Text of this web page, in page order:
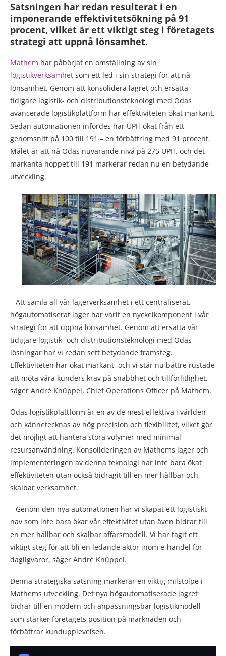
Satsningen har redan resulterat i en
imponerande effektivitetsökning på 91
procent, vilket är ett viktigt steg i företagets
strategi att uppnå lönsamhet.
Mathem har påbörjat en omställning av sin
logistikverksamhet som ett led i sin strategi för att nå
lönsamhet. Genom att konsolidera lagret och ersätta
tidigare logistik- och distributionsteknologi med Odas
avancerade logistikplattform har effektiviteten ökat markant.
Sedan automationen infördes har UPH ökat från ett
genomsnitt på 100 till 191 – en förbättring med 91 procent.
Målet är att nå Odas nuvarande nivå på 275 UPH, och det
markanta hoppet till 191 markerar redan nu en betydande
utveckling.
– Att samla all vår lagerverksamhet i ett centraliserat,
högautomatiserat lager har varit en nyckelkomponent i vår
strategi för att uppnå lönsamhet. Genom att ersätta vår
tidigare logistik- och distributionsteknologi med Odas
lösningar har vi redan sett betydande framsteg.
Effektiviteten har ökat markant, och vi står nu bättre rustade
att möta våra kunders krav på snabbhet och tillförlitlighet,
säger André Knüppel, Chief Operations Officer på Mathem.
Odas logistikplattform är en av de mest effektiva i världen
och kännetecknas av hög precision och flexibilitet, vilket gör
det möjligt att hantera stora volymer med minimal
resursanvändning. Konsolideringen av Mathems lager och
implementeringen av denna teknologi har inte bara ökat
effektiviteten utan också bidragit till en mer hållbar och
skalbar verksamhet.
– Genom den nya automationen har vi skapat ett logistiskt
nav som inte bara ökar vår effektivitet utan även bidrar till
en mer hållbar och skalbar affärsmodell. Vi har tagit ett
viktigt steg för att bli en ledande aktör inom e-handel för
dagligvaror, säger André Knüppel.
Denna strategiska satsning markerar en viktig milstolpe i
Mathems utveckling. Det nya högautomatiserade lagret
bidrar till en modern och anpassningsbar logistikmodell
som stärker företagets position på marknaden och
förbättrar kundupplevelsen.